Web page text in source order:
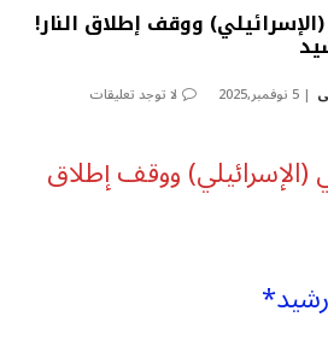
ووقف إطلاق النار!
5 نوفمبر,2025 لا توجد تعليقات
ووقف إطلاق